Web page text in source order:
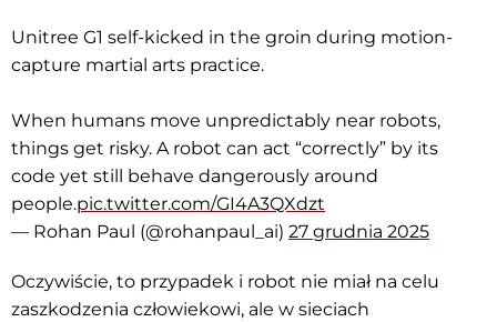
Unitree G1 self-kicked in the groin during motion-
capture martial arts practice.
When humans move unpredictably near robots,
things get risky. A robot can act “correctly” by its
code yet still behave dangerously around
people.pic.twitter.com/GI4A3QXdzt
— Rohan Paul (@rohanpaul_ai) 27 grudnia 2025
Oczywiście, to przypadek i robot nie miał na celu
zaszkodzenia człowiekowi, ale w sieciach